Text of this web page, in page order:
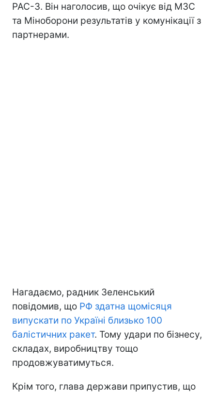
PAC-3. Він наголосив, що очікує від МЗС
та Міноборони результатів у комунікації з
партнерами.
Нагадаємо, радник Зеленський
повідомив, що РФ здатна щомісяця
випускати по Україні близько 100
балістичних ракет. Тому удари по бізнесу,
складах, виробництву тощо
продовжуватимуться.
Крім того, глава держави припустив, що